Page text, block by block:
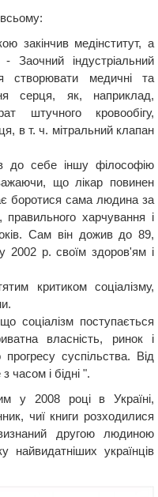
закінчив медінститут, а
Заочний індустріальний
створювати медичні та
серця, як, наприклад,
штучного кровообігу,
в т. ч. мітральний клапан
до себе іншу філософію
що лікар повинен
боротися сама людина за
харчування і
Сам він дожив до 89,
2002 р. своїм здоров'ям і
критиком соціалізму,
соціалізм поступається
власність, ринок і
прогресу суспільства. Від
часом і бідні ".
у 2008 році в Україні,
чиї книги розходилися
другою людиною
українців